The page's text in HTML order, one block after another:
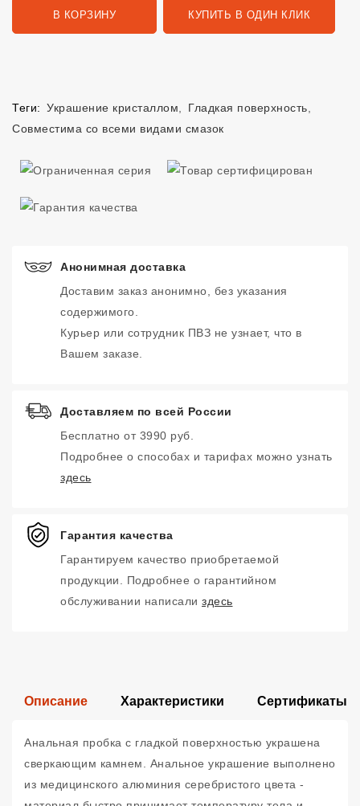
В КОРЗИНУ КУПИТЬ В ОДИН КЛИК
Теги: Украшение кристаллом Гладкая поверхность
Совместима со всеми видами смазок
Анонимная доставка
Доставим заказ анонимно, без указания
содержимого.
Курьер или сотрудник ПВЗ не узнает, что в
Вашем заказе.
Доставляем по всей России
Бесплатно от 3990 руб.
Подробнее о способах и тарифах можно узнать
здесь
Гарантия качества
Гарантируем качество приобретаемой
продукции. Подробнее о гарантийном
обслуживании написали здесь
Описание Характеристики Сертификаты
Анальная пробка с гладкой поверхностью украшена
сверкающим камнем. Анальное украшение выполнено
из медицинского алюминия серебристого цвета -